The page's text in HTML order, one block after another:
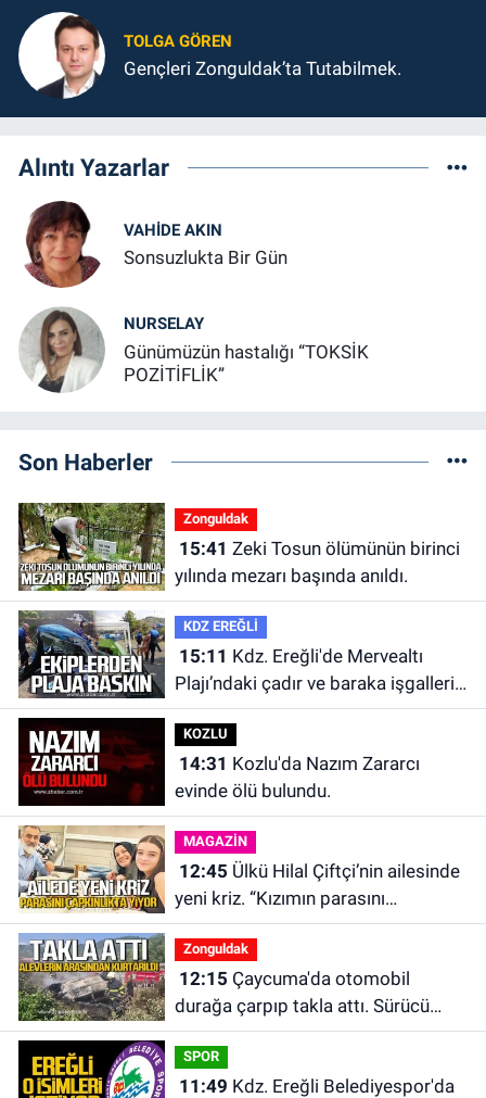
TOLGA GÖREN
Gençleri Zonguldak’ta Tutabilmek.
Alıntı Yazarlar
VAHIDE AKIN
Sonsuzlukta Bir Gün
NURSELAY
Günümüzün hastalığı “TOKSİK
POZİTİFLİK”
Son Haberler
Zonguldak
15:41
yılında mezarı başında anıldı.
KDZ EREĞLİ
15:11
Plajı’ndaki çadır ve baraka işgalleri
kaldırıldı.
KOZLU
14:31
evinde ölü bulundu.
MAGAZİN
12:45
yeni kriz. “Kızımın parasını
çapkınlıkta yiyor”
Zonguldak
12:15
durağa çarpıp takla attı. Sürücü
alevlerin arasından kurtarıldı.
SPOR
11:49